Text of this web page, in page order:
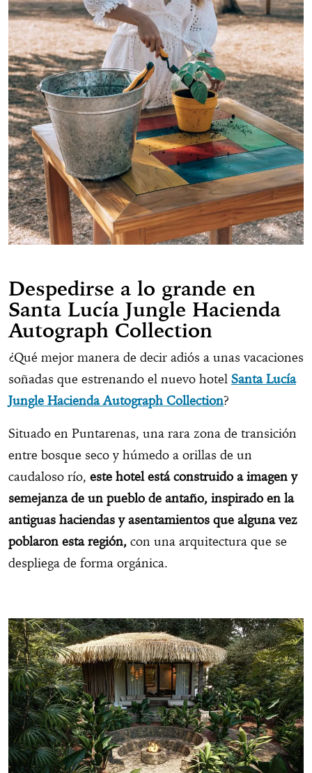
Despedirse a lo grande en
Santa Lucía Jungle Hacienda
Autograph Collection
¿Qué mejor manera de decir adiós a unas vacaciones
soñadas que estrenando el nuevo hotel Santa Lucía
Jungle Hacienda Autograph Collection?
Situado en Puntarenas, una rara zona de transición
entre bosque seco y húmedo a orillas de un
caudaloso río, este hotel está construido a imagen y
semejanza de un pueblo de antaño, inspirado en la
antiguas haciendas y asentamientos que alguna vez
poblaron esta región, con una arquitectura que se
despliega de forma orgánica.